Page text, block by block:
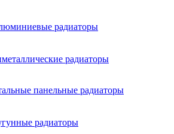
радиаторы
радиаторы
панельные радиаторы
радиаторы